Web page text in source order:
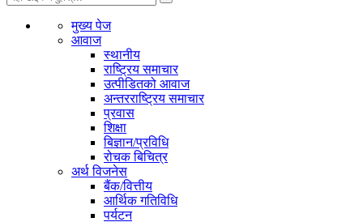
मुख्य पेज
आवाज
स्थानीय
राष्ट्रिय समाचार
उत्पीडितको आवाज
अन्तरराष्ट्रिय समाचार
प्रवास
शिक्षा
बिज्ञान/प्रविधि
रोचक बिचित्र
अर्थ विजनेस
बैंक/वित्तीय
आर्थिक गतिविधि
पर्यटन